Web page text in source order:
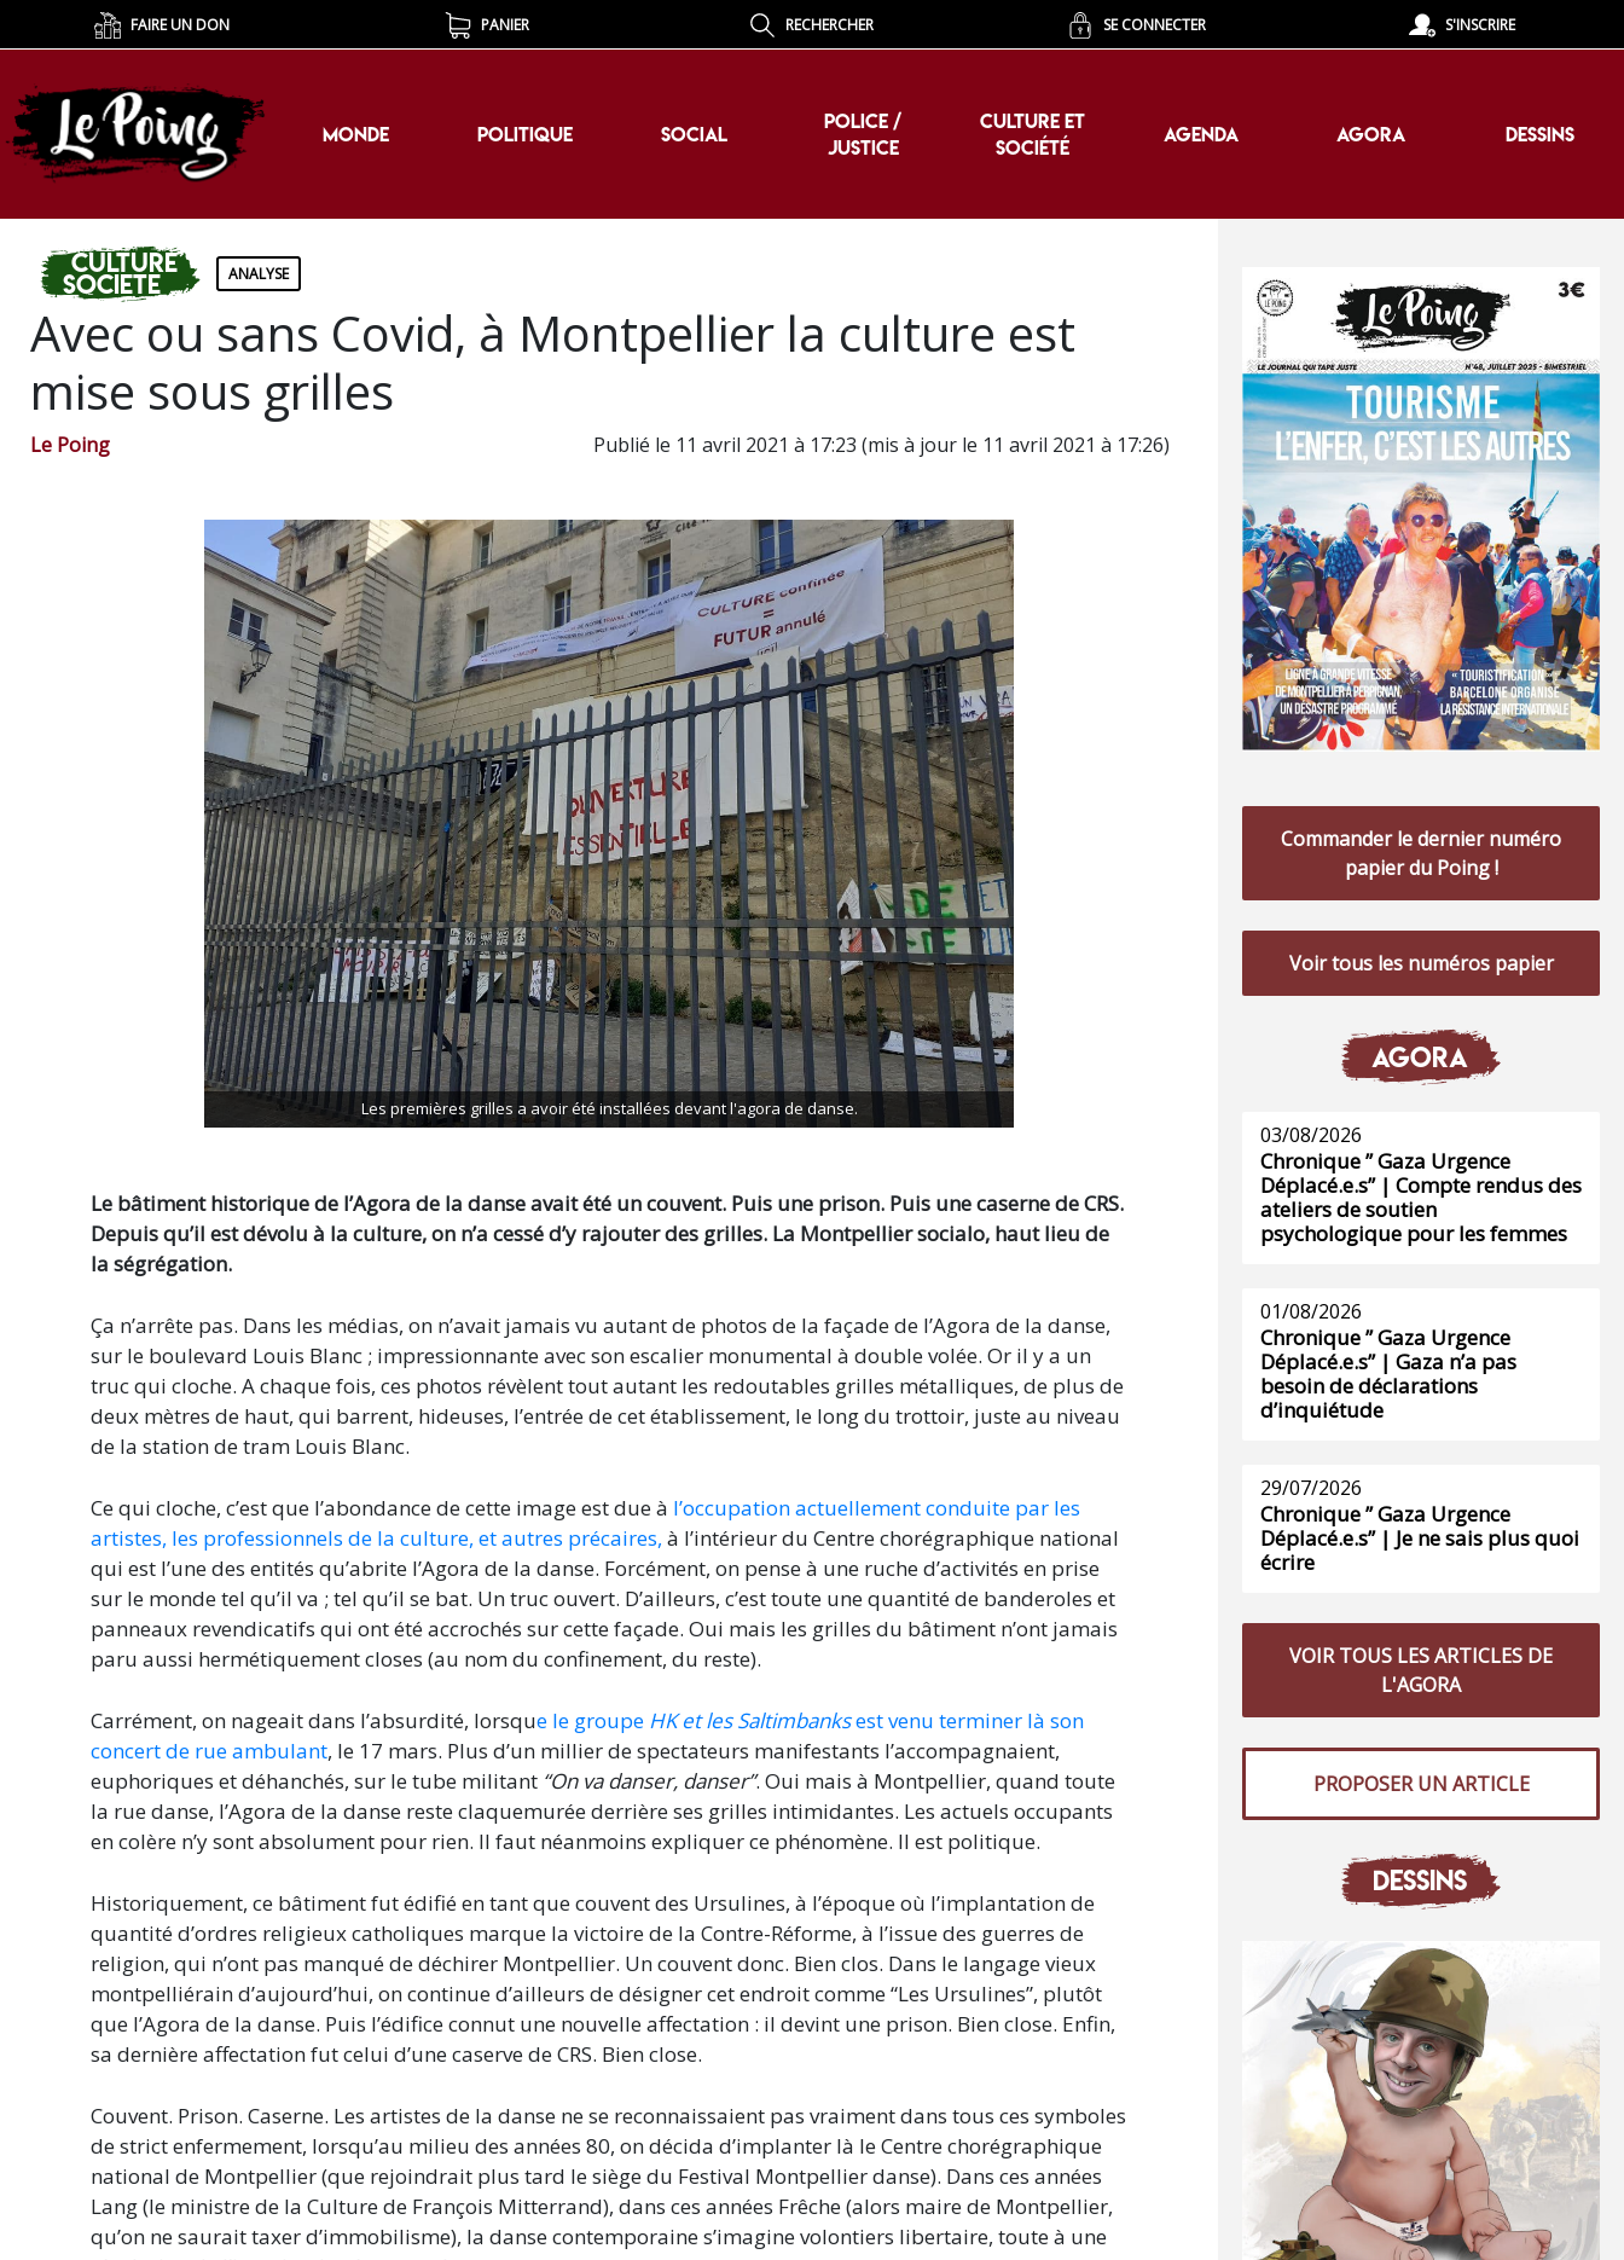
FAIRE UN DON PANIER RECHERCHER SE CONNECTER S'INSCRIRE
MONDE POLITIQUE SOCIAL
POLICE /
JUSTICE
CULTURE ET
SOCIÉTÉ
AGENDA AGORA DESSINS
MONDE POLITIQUE SOCIAL
POLICE /
JUSTICE
CULTURE ET
SOCIÉTÉ
AGENDA AGORA DESSINS
Culture
Societe ANALYSE
Avec ou sans Covid, à Montpellier la culture est
mise sous grilles
Le Poing Publié le 11 avril 2021 à 17:23 (mis à jour le 11 avril 2021 à 17:26)
Les premières grilles a avoir été installées devant l'agora de danse.
Le bâtiment historique de l’Agora de la danse avait été un couvent. Puis une prison. Puis une caserne de CRS.
Depuis qu’il est dévolu à la culture, on n’a cessé d’y rajouter des grilles. La Montpellier socialo, haut lieu de
la ségrégation.
Ça n’arrête pas. Dans les médias, on n’avait jamais vu autant de photos de la façade de l’Agora de la danse,
sur le boulevard Louis Blanc ; impressionnante avec son escalier monumental à double volée. Or il y a un
truc qui cloche. A chaque fois, ces photos révèlent tout autant les redoutables grilles métalliques, de plus de
deux mètres de haut, qui barrent, hideuses, l’entrée de cet établissement, le long du trottoir, juste au niveau
de la station de tram Louis Blanc.
Ce qui cloche, c’est que l’abondance de cette image est due à l’occupation actuellement conduite par les
artistes, les professionnels de la culture, et autres précaires, à l’intérieur du Centre chorégraphique national
qui est l’une des entités qu’abrite l’Agora de la danse. Forcément, on pense à une ruche d’activités en prise
sur le monde tel qu’il va ; tel qu’il se bat. Un truc ouvert. D’ailleurs, c’est toute une quantité de banderoles et
panneaux revendicatifs qui ont été accrochés sur cette façade. Oui mais les grilles du bâtiment n’ont jamais
paru aussi hermétiquement closes (au nom du confinement, du reste).
Carrément, on nageait dans l’absurdité, lorsque le groupe HK et les Saltimbanksest venu terminer là son
concert de rue ambulant, le 17 mars. Plus d’un millier de spectateurs manifestants l’accompagnaient,
euphoriques et déhanchés, sur le tube militant “On va danser, danser”. Oui mais à Montpellier, quand toute
la rue danse, l’Agora de la danse reste claquemurée derrière ses grilles intimidantes. Les actuels occupants
en colère n’y sont absolument pour rien. Il faut néanmoins expliquer ce phénomène. Il est politique.
Historiquement, ce bâtiment fut édifié en tant que couvent des Ursulines, à l’époque où l’implantation de
quantité d’ordres religieux catholiques marque la victoire de la Contre-Réforme, à l’issue des guerres de
religion, qui n’ont pas manqué de déchirer Montpellier. Un couvent donc. Bien clos. Dans le langage vieux
montpelliérain d’aujourd’hui, on continue d’ailleurs de désigner cet endroit comme “Les Ursulines”, plutôt
que l’Agora de la danse. Puis l’édifice connut une nouvelle affectation : il devint une prison. Bien close. Enfin,
sa dernière affectation fut celui d’une caserve de CRS. Bien close.
Couvent. Prison. Caserne. Les artistes de la danse ne se reconnaissaient pas vraiment dans tous ces symboles
de strict enfermement, lorsqu’au milieu des années 80, on décida d’implanter là le Centre chorégraphique
national de Montpellier (que rejoindrait plus tard le siège du Festival Montpellier danse). Dans ces années
Lang (le ministre de la Culture de François Mitterrand), dans ces années Frêche (alors maire de Montpellier,
qu’on ne saurait taxer d’immobilisme), la danse contemporaine s’imagine volontiers libertaire, toute à une
Commander le dernier numéro
papier du Poing !
Voir tous les numéros papier
AGORA
03/08/2026
Chronique ” Gaza Urgence
Déplacé.e.s” | Compte rendus des
ateliers de soutien
psychologique pour les femmes
01/08/2026
Chronique ” Gaza Urgence
Déplacé.e.s” | Gaza n’a pas
besoin de déclarations
d’inquiétude
29/07/2026
Chronique ” Gaza Urgence
Déplacé.e.s” | Je ne sais plus quoi
écrire
VOIR TOUS LES ARTICLES DE
L'AGORA
PROPOSER UN ARTICLE
DESSINS